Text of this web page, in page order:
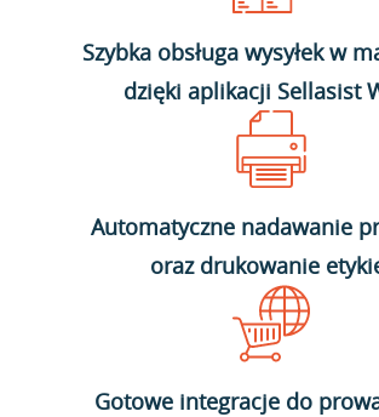
Szybka obsługa wysyłek w
dzięki aplikacji Sellasist
Automatyczne nadawanie
oraz drukowanie
Gotowe integracje do